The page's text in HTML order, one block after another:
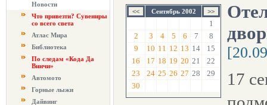
Новости
Что привезти? Сувениры
со всего света
Атлас Мира
Библиотека
По следам «Кода Да
Винчи»
Автомото
Горные лыжи
Дайвинг
Сентябрь 2002
1
2
3 4 5 6 7
8
9
10 11 12 13 14
15
16
17 18 19 20 21
22
23
24 25 26 27 28
29
30
17